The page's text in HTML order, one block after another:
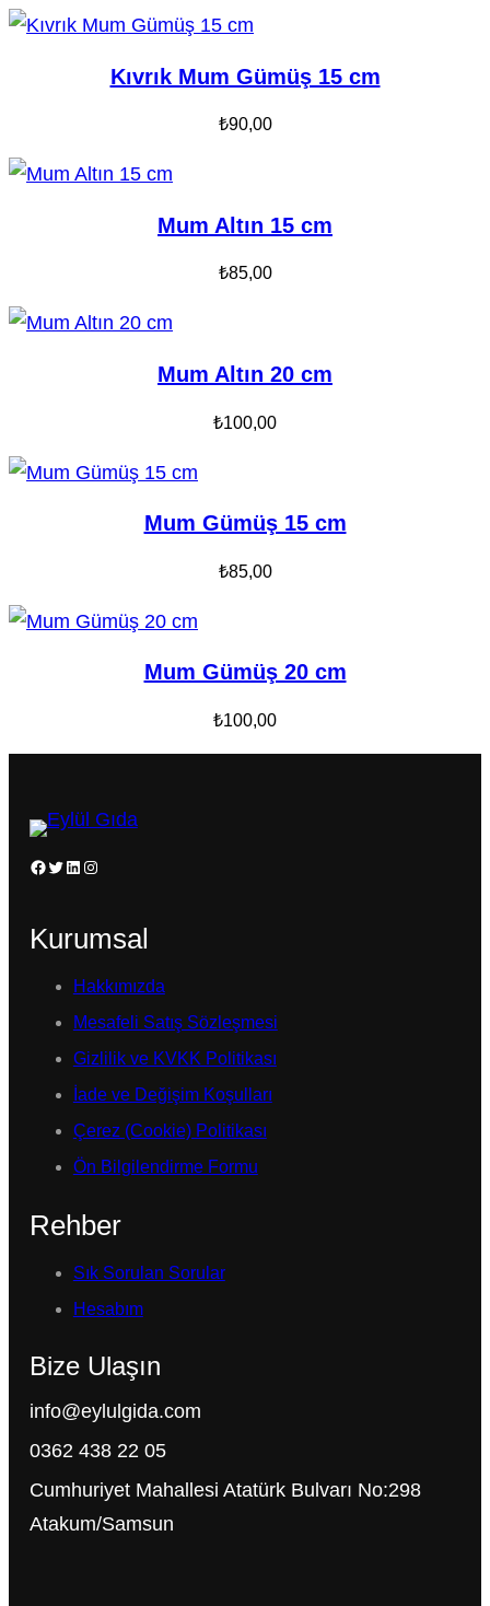
Kıvrık Mum Gümüş 15 cm
₺90,00
Mum Altın 15 cm
₺85,00
Mum Altın 20 cm
₺100,00
Mum Gümüş 15 cm
₺85,00
Mum Gümüş 20 cm
₺100,00
Facebook Twitter LinkedIn Instagram
Kurumsal
Hakkımızda
Mesafeli Satış Sözleşmesi
Gizlilik ve KVKK Politikası
İade ve Değişim Koşulları
Çerez (Cookie) Politikası
Ön Bilgilendirme Formu
Rehber
Sık Sorulan Sorular
Hesabım
Bize Ulaşın
info@eylulgida.com
0362 438 22 05
Cumhuriyet Mahallesi Atatürk Bulvarı No:298
Atakum/Samsun